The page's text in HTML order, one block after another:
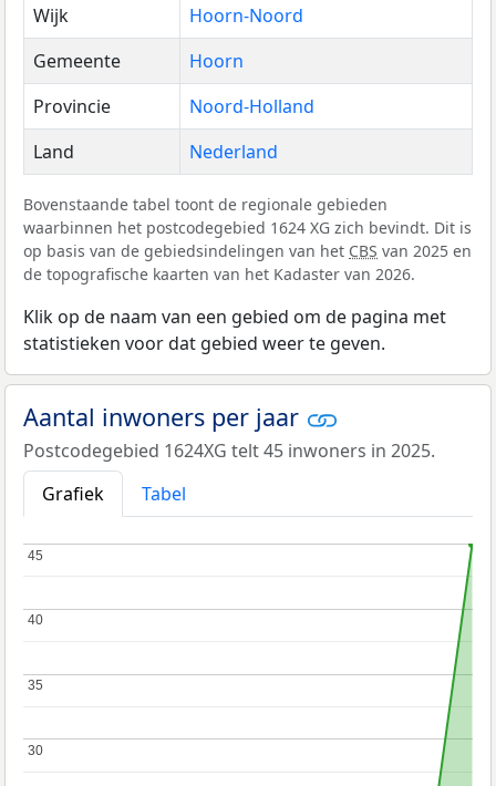
Wijk
Hoorn-Noord
Gemeente
Hoorn
Provincie
Noord-Holland
Land
Nederland
Bovenstaande tabel toont de regionale gebieden
waarbinnen het postcodegebied 1624 XG zich bevindt. Dit is
op basis van de gebiedsindelingen van het CBS van 2025 en
de topografische kaarten van het Kadaster van 2026.
Klik op de naam van een gebied om de pagina met
statistieken voor dat gebied weer te geven.
Aantal inwoners per jaar
Postcodegebied 1624XG telt 45 inwoners in 2025.
Grafiek
Tabel
30
30
35
35
40
40
45
45